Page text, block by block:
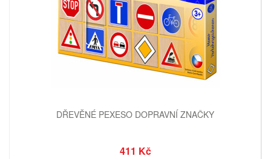
DŘEVĚNÉ PEXESO DOPRAVNÍ ZNAČKY
411 Kč